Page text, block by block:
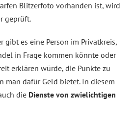
Blitzerfoto vorhanden ist, wird
geprüft.
gibt es eine Person im Privatkreis,
in Frage kommen könnte oder
erklären würde, die Punkte zu
man dafür Geld bietet. In diesem
die Dienste von zwielichtigen